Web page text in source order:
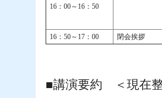
16：00～16：50
16：50～17：00 閉会挨拶
■講演要約 ＜現在